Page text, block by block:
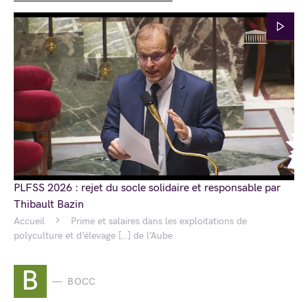
Accueil
Prime et salaires dans les exploitations de
polyculture et d’élevage […] de l’Aube
B BOCC
PLFSS 2026 : rejet du socle solidaire et responsable par
Thibault Bazin